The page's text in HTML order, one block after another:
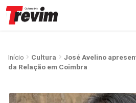
Início Cultura
José Avelino
da Relação em Coimbra